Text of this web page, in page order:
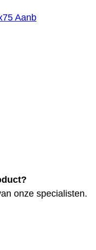
Aanb
onze specialisten.